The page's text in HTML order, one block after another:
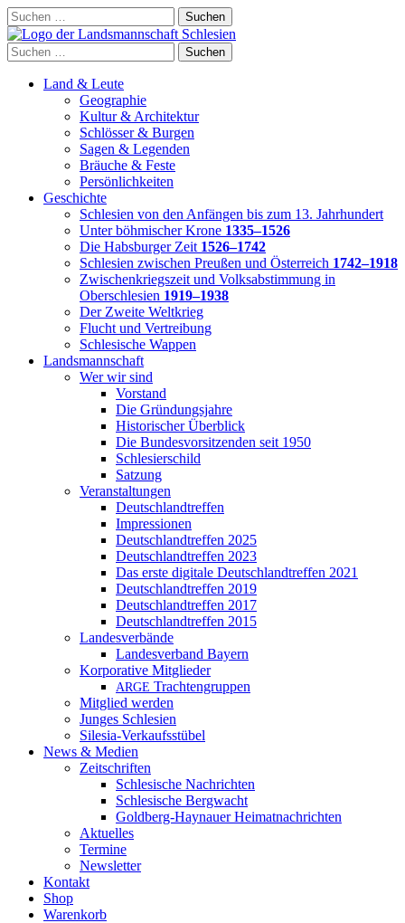
Skip
to
content
Suchen
nach:
Suchen
nach:
Land & Leute
Geographie
Kultur & Architektur
Schlösser & Burgen
Sagen & Legenden
Bräuche & Feste
Persönlichkeiten
Geschichte
Schlesien von den Anfängen bis zum 13. Jahrhundert
Unter böhmischer Krone 1335–1526
Die Habsburger Zeit 1526–1742
Schlesien zwischen Preußen und Österreich 1742–1918
Zwischenkriegszeit und Volksabstimmung in
Oberschlesien 1919–1938
Der Zweite Weltkrieg
Flucht und Vertreibung
Schlesische Wappen
Landsmannschaft
Wer wir sind
Vorstand
Die Gründungsjahre
Historischer Überblick
Die Bundesvorsitzenden seit 1950
Schlesierschild
Satzung
Veranstaltungen
Deutschlandtreffen
Impressionen
Deutschlandtreffen 2025
Deutschlandtreffen 2023
Das erste digitale Deutschlandtreffen 2021
Deutschlandtreffen 2019
Deutschlandtreffen 2017
Deutschlandtreffen 2015
Landesverbände
Landesverband Bayern
Korporative Mitglieder
ARGE Trachtengruppen
Mitglied werden
Junges Schlesien
Silesia-Verkaufsstübel
News & Medien
Zeitschriften
Schlesische Nachrichten
Schlesische Bergwacht
Goldberg-Haynauer Heimatnachrichten
Aktuelles
Termine
Newsletter
Kontakt
Shop
Warenkorb